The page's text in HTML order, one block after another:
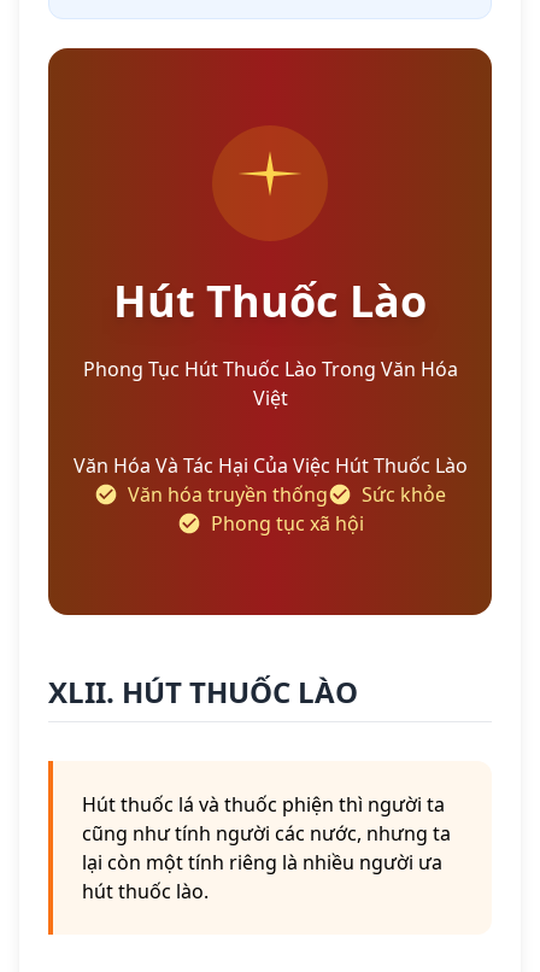
Hút Thuốc Lào
Phong Tục Hút Thuốc Lào Trong Văn Hóa
Việt
Văn Hóa Và Tác Hại Của Việc Hút Thuốc Lào
Văn hóa truyền thống
Sức khỏe
Phong tục xã hội
XLII. HÚT THUỐC LÀO
Hút thuốc lá và thuốc phiện thì người ta
cũng như tính người các nước, nhưng ta
lại còn một tính riêng là nhiều người ưa
hút thuốc lào.